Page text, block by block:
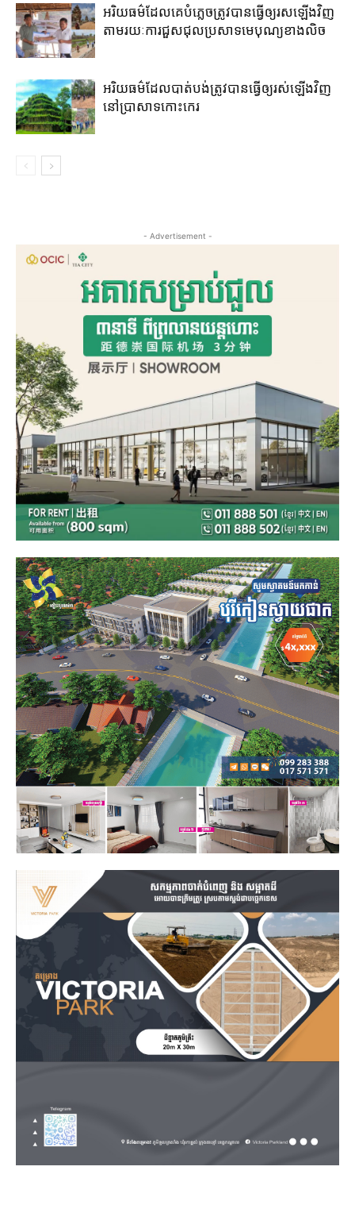
អរិយធម៌​ដែល​គេ​បំភ្លេច​ត្រូវ​បាន​ធ្វើ​ឲ្យ​រសឡើង​វិញ​
តាម​រយៈ​ការ​ជួស​ជុល​ប្រសាទ​មេ​បុណ្យ​ខាង​លិច​
អរិយធម៌​ដែល​បាត់​បង់​ត្រូវ​បាន​ធ្វើ​ឲ្យ​រស់​ឡើង​វិញ​
នៅ​ប្រាសាទ​កោះ​កេរ​
- Advertisement -